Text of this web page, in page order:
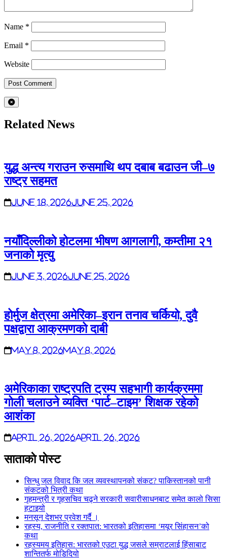
Name *
Email *
Website
Related News
युद्ध अन्त्य गराउन रुसमाथि थप दबाब बढाउन जी–७
राष्ट्र सहमत
June 18, 2026June 25, 2026
नयाँदिल्लीको होटलमा भीषण आगलागी, कम्तीमा २१
जनाको मृत्यु
June 3, 2026June 25, 2026
होर्मुज क्षेत्रमा अमेरिका–इरान तनाव चर्कियो, दुवै
पक्षद्वारा आक्रमणको दाबी
May 8, 2026May 8, 2026
अमेरिकाका राष्ट्रपति ट्रम्प सहभागी कार्यक्रममा
गोली चलाउने व्यक्ति ‘पार्ट–टाइम’ शिक्षक रहेको
आशंका
April 26, 2026April 26, 2026
साताकाे पाेस्ट
सिन्धु जल विवाद कि जल व्यवस्थापनको संकट? पाकिस्तानको पानी
संकटको भित्री कथा
गृहमन्त्री र गृहसचिव चढ्ने सरकारी सवारीसाधनबाट समेत कालो सिसा
हटाइयो
मनसून देशभर प्रवेश गर्दै ।
रहस्य, राजनीति र रक्तपात: भारतको इतिहासमा ‘मयूर सिंहासन’को
कथा
रहस्यमय इतिहास: भारतको एउटा युद्ध जसले सम्राटलाई हिंसाबाट
शान्तितर्फ मोडिदियो